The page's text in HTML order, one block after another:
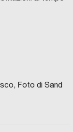
Foto di Sand